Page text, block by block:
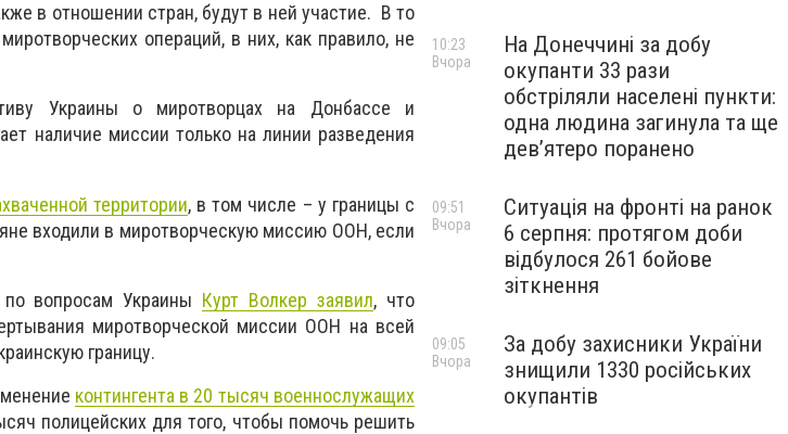
в отношении стран, будут в ней участие. В то
операций, в них, как правило, не
Украины о миротворцах на Донбассе и
наличие миссии только на линии разведения
территории, в том числе – у границы с
входили в миротворческую миссию ООН, если
вопросам Украины Курт Волкер заявил, что
миротворческой миссии ООН на всей
границу.
контингента в 20 тысяч военнослужащих
полицейских для того, чтобы помочь решить
На Донеччині за добу
окупанти 33 рази
обстріляли населені пункти:
одна людина загинула та ще
девʼятеро поранено
10:23
Вчора
Ситуація на фронті на ранок
6 серпня: протягом доби
відбулося 261 бойове
зіткнення
09:51
Вчора
За добу захисники України
знищили 1330 російських
окупантів
09:05
Вчора